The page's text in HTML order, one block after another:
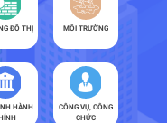
ĐÔ THỊ MÔI TRƯỜNG
HÀNH
CÔNG VỤ, CÔNG
CHỨC